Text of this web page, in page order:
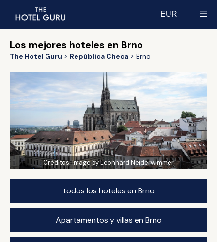
EUR
Los mejores hoteles en Brno
The Hotel Guru República Checa Brno
Créditos:Image by Leonhard Neiderwimmer
todos los hoteles en Brno
Apartamentos y villas en Brno